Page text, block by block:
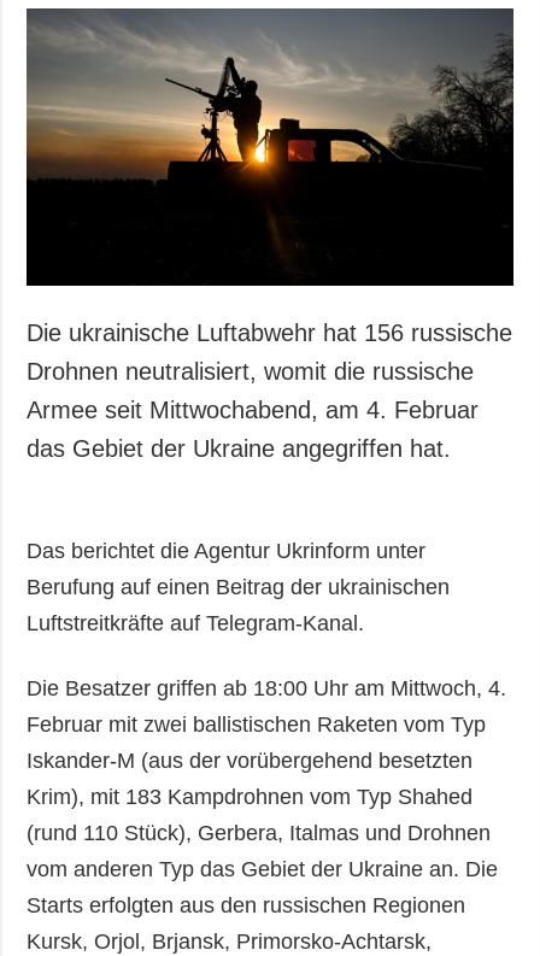
Die ukrainische Luftabwehr hat 156 russische
Drohnen neutralisiert, womit die russische
Armee seit Mittwochabend, am 4. Februar
das Gebiet der Ukraine angegriffen hat.
Das berichtet die Agentur Ukrinform unter
Berufung auf einen Beitrag der ukrainischen
Luftstreitkräfte auf Telegram-Kanal.
Die Besatzer griffen ab 18:00 Uhr am Mittwoch, 4.
Februar mit zwei ballistischen Raketen vom Typ
Iskander-M (aus der vorübergehend besetzten
Krim), mit 183 Kampdrohnen vom Typ Shahed
(rund 110 Stück), Gerbera, Italmas und Drohnen
vom anderen Typ das Gebiet der Ukraine an. Die
Starts erfolgten aus den russischen Regionen
Kursk, Orjol, Brjansk, Primorsko-Achtarsk,